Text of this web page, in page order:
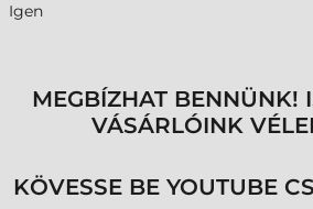
Igen
MEGBÍZHAT BENNÜNK!
VÁSÁRLÓINK
KÖVESSE BE YOUTUBE